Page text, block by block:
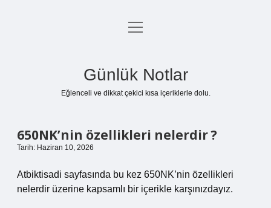
Anasayfa
menüyü
Günlük Notlar
Eğlenceli ve dikkat çekici kısa içeriklerle dolu.
650NK’nin özellikleri nelerdir ?
Tarih: Haziran 10, 2026
Atbiktisadi sayfasında bu kez 650NK’nin özellikleri
nelerdir üzerine kapsamlı bir içerikle karşınızdayız.